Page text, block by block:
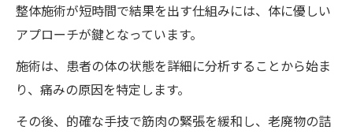
整体施術が短時間で結果を出す仕組みには、体に優しい
アプローチが鍵となっています。
施術は、患者の体の状態を詳細に分析することから始ま
り、痛みの原因を特定します。
その後、的確な手技で筋肉の緊張を緩和し、老廃物の詰